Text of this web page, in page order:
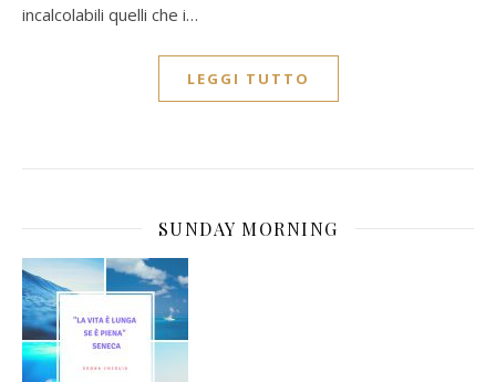
incalcolabili quelli che i…
LEGGI TUTTO
SUNDAY MORNING